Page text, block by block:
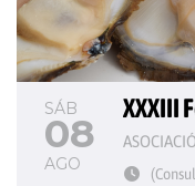
SÁB
08
AGO
XXXIII